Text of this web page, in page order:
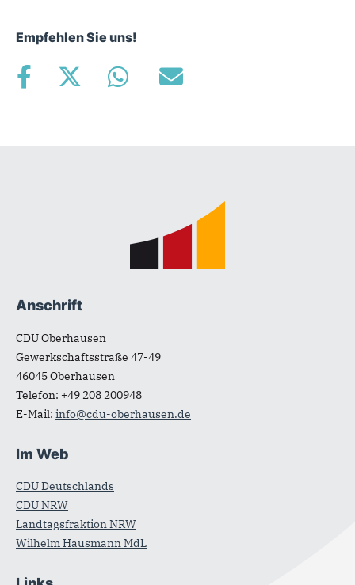
Empfehlen Sie uns!
Anschrift
CDU Oberhausen
Gewerkschaftsstraße 47-49
46045Oberhausen
Telefon: +49 208 200948
E-Mail: info@cdu-oberhausen.de
Im Web
CDU Deutschlands
CDU NRW
Landtagsfraktion NRW
Wilhelm Hausmann MdL